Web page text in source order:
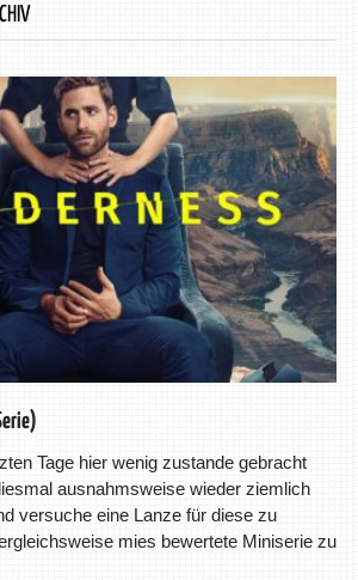
Tage hier wenig zustande gebracht
ausnahmsweise wieder ziemlich
versuche eine Lanze für diese zu
mies bewertete Miniserie zu